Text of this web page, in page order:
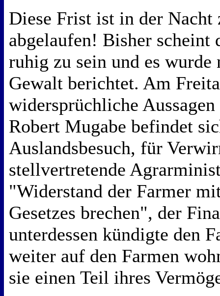
Diese Frist ist in der Nacht
abgelaufen! Bisher scheint
ruhig zu sein und es wurde
Gewalt berichtet. Am
widersprüchliche
Robert Mugabe befindet
Auslandsbesuch, für
stellvertretende
"Widerstand der Farmer
Gesetzes brechen", der
unterdessen kündigte den
weiter auf den Farmen
sie einen Teil ihres